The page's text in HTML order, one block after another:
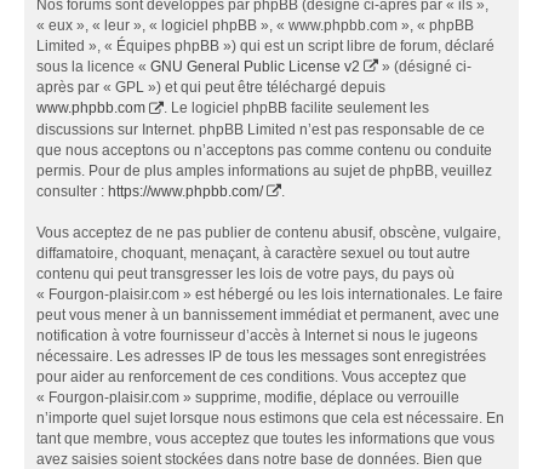
Nos forums sont développés par phpBB (désigné ci-après par « ils »,
« eux », « leur », « logiciel phpBB », « www.phpbb.com », « phpBB
Limited », « Équipes phpBB ») qui est un script libre de forum, déclaré
sous la licence « GNU General Public License v2
» (désigné ci-
après par « GPL ») et qui peut être téléchargé depuis
www.phpbb.com
. Le logiciel phpBB facilite seulement les
discussions sur Internet. phpBB Limited n’est pas responsable de ce
que nous acceptons ou n’acceptons pas comme contenu ou conduite
permis. Pour de plus amples informations au sujet de phpBB, veuillez
consulter : https://www.phpbb.com/
Vous acceptez de ne pas publier de contenu abusif, obscène, vulgaire,
diffamatoire, choquant, menaçant, à caractère sexuel ou tout autre
contenu qui peut transgresser les lois de votre pays, du pays où
« Fourgon-plaisir.com » est hébergé ou les lois internationales. Le faire
peut vous mener à un bannissement immédiat et permanent, avec une
notification à votre fournisseur d’accès à Internet si nous le jugeons
nécessaire. Les adresses IP de tous les messages sont enregistrées
pour aider au renforcement de ces conditions. Vous acceptez que
« Fourgon-plaisir.com » supprime, modifie, déplace ou verrouille
n’importe quel sujet lorsque nous estimons que cela est nécessaire. En
tant que membre, vous acceptez que toutes les informations que vous
avez saisies soient stockées dans notre base de données. Bien que